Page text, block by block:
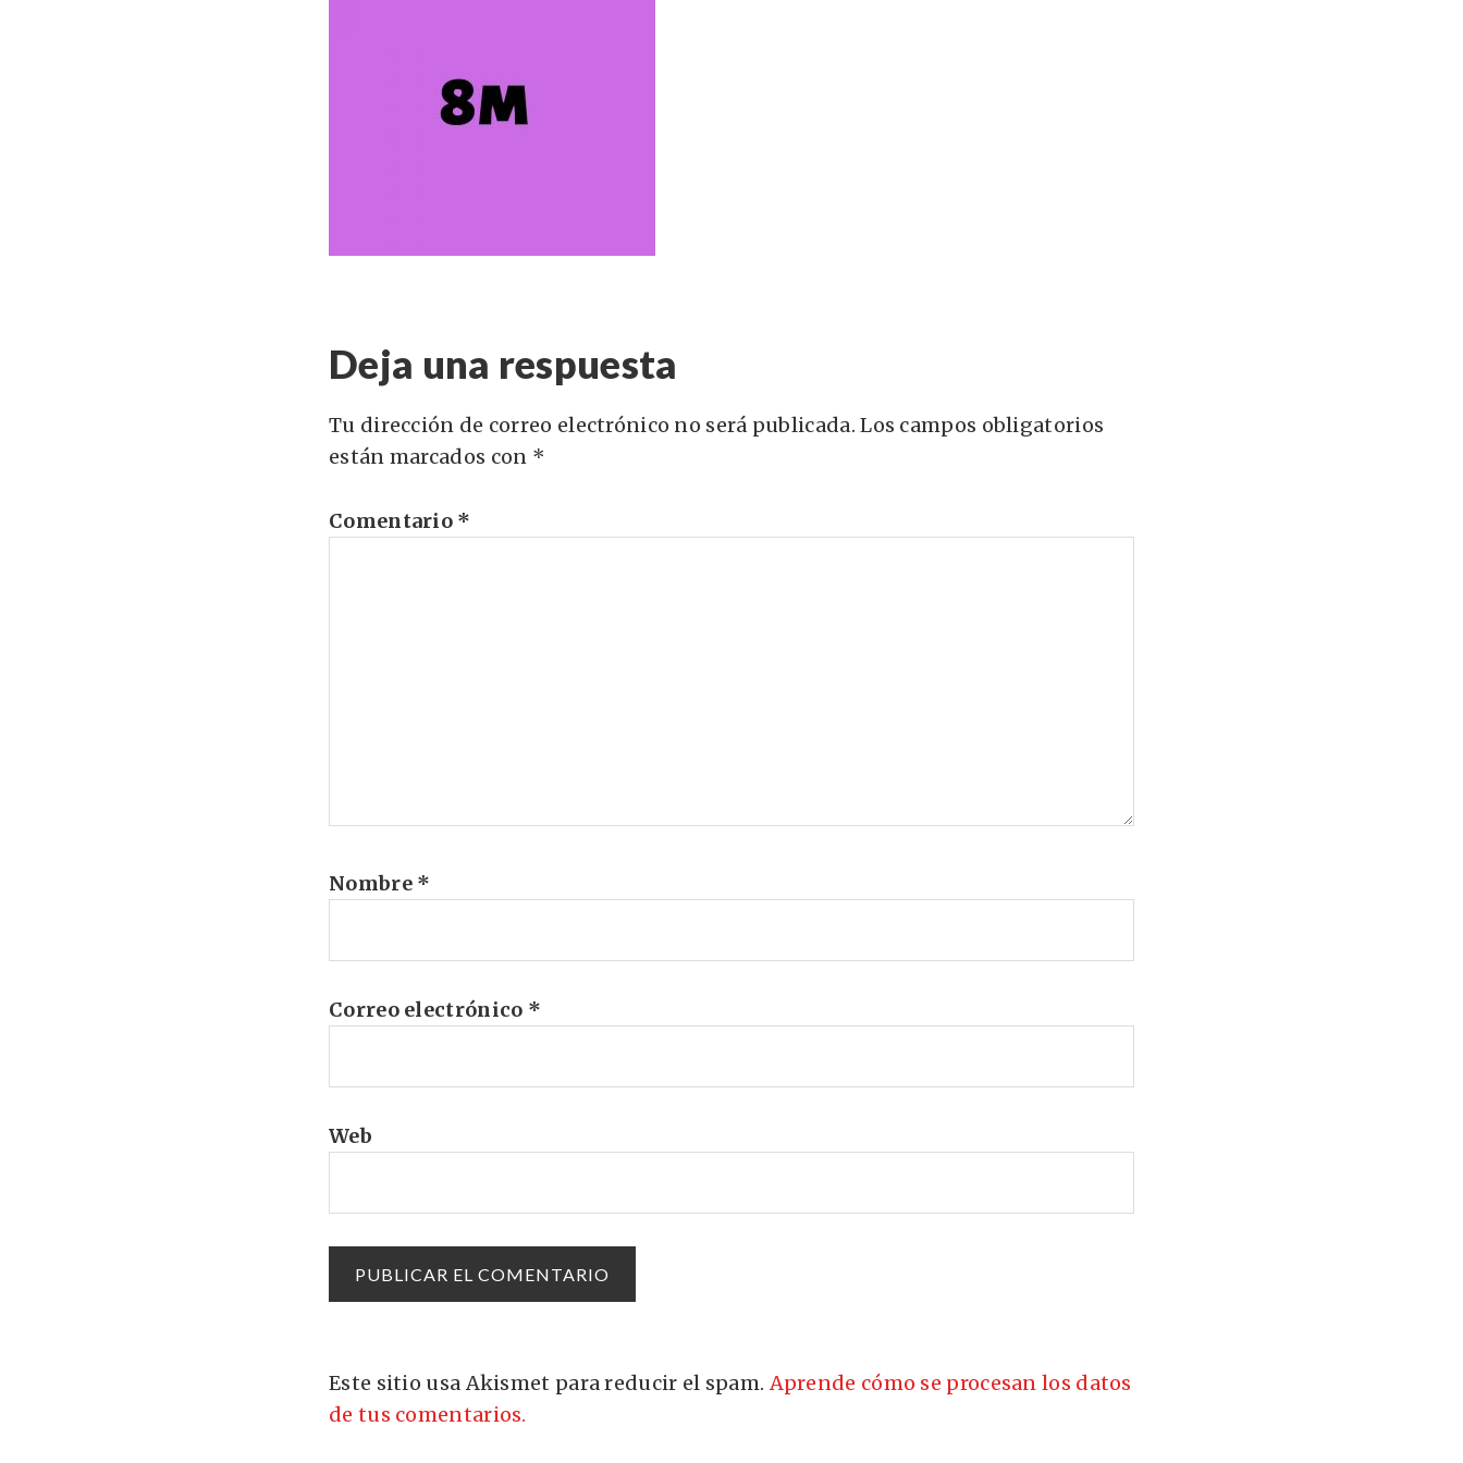
Deja una respuesta
Tu dirección de correo electrónico no será publicada. Los campos obligatorios
están marcados con *
Comentario *
Nombre *
Correo electrónico *
Web
Este sitio usa Akismet para reducir el spam.Aprende cómo se procesan los datos
de tus comentarios.